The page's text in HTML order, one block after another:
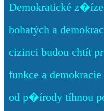
Demokratické
bohatých a
cizinci budou chtít
funkce a
od p�írody tíhnou